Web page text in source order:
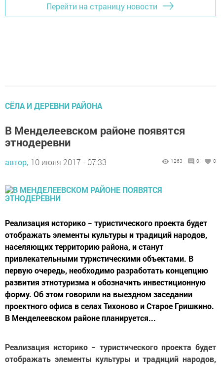
Перейти на страницу новости
СЁЛА И ДЕРЕВНИ РАЙОНА
В Менделеевском районе появятся
этнодеревни
автор, 10 июля 2017 - 07:33 1263 0 0
Реализация историко − туристического проекта будет
отображать элементы культуры и традиций народов,
населяющих территорию района, и станут
привлекательными туристическими объектами. В
первую очередь, необходимо разработать концепцию
развития этнотуризма и обозначить инвестиционную
форму. Об этом говорили на выездном заседании
проектного офиса в селах Тихоново и Старое Гришкино.
В Менделеевском районе планируется...
Реализация историко − туристического проекта будет
отображать элементы культуры и традиций народов,